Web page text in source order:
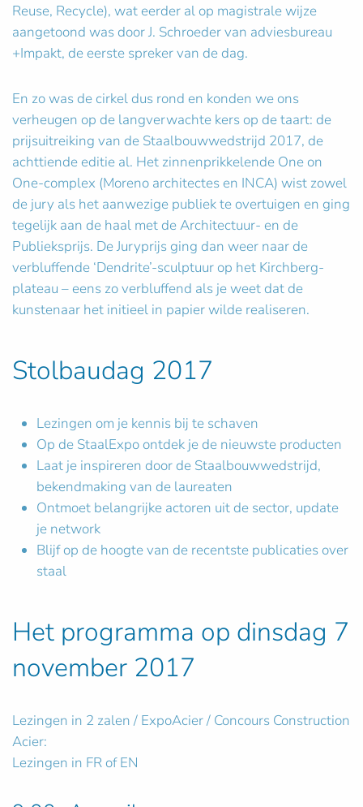
Reuse, Recycle), wat eerder al op magistrale wijze
aangetoond was door J. Schroeder van adviesbureau
+Impakt, de eerste spreker van de dag.
En zo was de cirkel dus rond en konden we ons
verheugen op de langverwachte kers op de taart: de
prijsuitreiking van de Staalbouwwedstrijd 2017, de
achttiende editie al. Het zinnenprikkelende One on
One-complex (Moreno architectes en INCA) wist zowel
de jury als het aanwezige publiek te overtuigen en ging
tegelijk aan de haal met de Architectuur- en de
Publieksprijs. De Juryprijs ging dan weer naar de
verbluffende ‘Dendrite’-sculptuur op het Kirchberg-
plateau – eens zo verbluffend als je weet dat de
kunstenaar het initieel in papier wilde realiseren.
Stolbaudag 2017
Lezingen om je kennis bij te schaven
Op de StaalExpo ontdek je de nieuwste producten
Laat je inspireren door de Staalbouwwedstrijd,
bekendmaking van de laureaten
Ontmoet belangrijke actoren uit de sector, update
je network
Blijf op de hoogte van de recentste publicaties over
staal
Het programma op dinsdag 7
november 2017
Lezingen in 2 zalen / ExpoAcier / Concours Construction
Acier:
Lezingen in FR of EN